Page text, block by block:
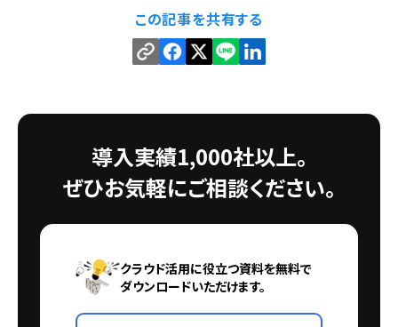
この記事を共有する
導入実績1,000社以上。
ぜひお気軽にご相談ください。
クラウド活用に役立つ資料を無料で
ダウンロードいただけます。